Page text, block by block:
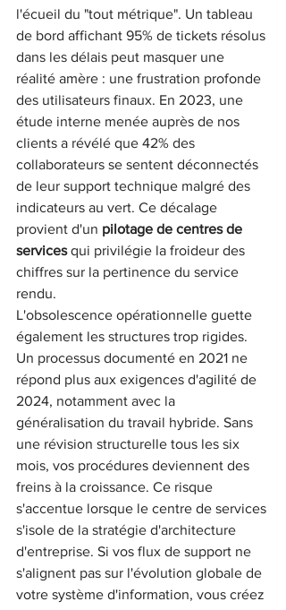
l'écueil du "tout métrique". Un tableau
de bord affichant 95% de tickets résolus
dans les délais peut masquer une
réalité amère : une frustration profonde
des utilisateurs finaux. En 2023, une
étude interne menée auprès de nos
clients a révélé que 42% des
collaborateurs se sentent déconnectés
de leur support technique malgré des
indicateurs au vert. Ce décalage
provient d'un pilotage de centres de
services qui privilégie la froideur des
chiffres sur la pertinence du service
rendu.
L'obsolescence opérationnelle guette
également les structures trop rigides.
Un processus documenté en 2021 ne
répond plus aux exigences d'agilité de
2024, notamment avec la
généralisation du travail hybride. Sans
une révision structurelle tous les six
mois, vos procédures deviennent des
freins à la croissance. Ce risque
s'accentue lorsque le centre de services
s'isole de la stratégie d'architecture
d'entreprise. Si vos flux de support ne
s'alignent pas sur l'évolution globale de
votre système d'information, vous créez